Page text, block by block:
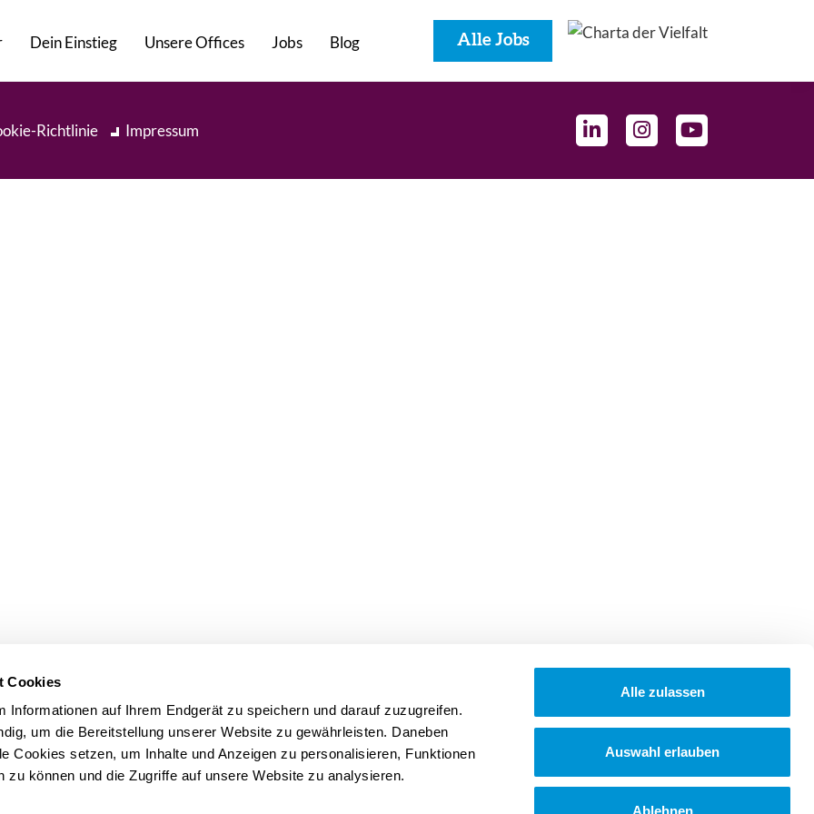
Cookies
Informationen auf Ihrem Endgerät zu speichern und darauf zuzugreifen.
um die Bereitstellung unserer Website zu gewährleisten. Daneben
Cookies setzen, um Inhalte und Anzeigen zu personalisieren, Funktionen
zu können und die Zugriffe auf unsere Website zu analysieren.
Alle zulassen
Auswahl erlauben
Ablehnen
Dein Einstieg Unsere Offices Jobs Blog Alle Jobs
Richtlinie Impressum